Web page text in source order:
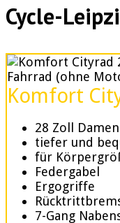
Cycle-
Fahrrad (ohne
Komfort
28 Zoll
tiefer und
für
Federgabel
Ergogriffe
7-Gang